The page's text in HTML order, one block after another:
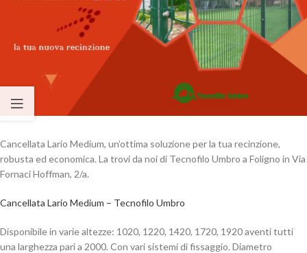
Cancellata Lario Medium, un’ottima soluzione per la tua recinzione,
robusta ed economica. La trovi da noi di Tecnofilo Umbro a Foligno in Via
Fornaci Hoffman, 2/a.
Cancellata Lario Medium – Tecnofilo Umbro
Disponibile in varie altezze: 1020, 1220, 1420, 1720, 1920 aventi tutti
una larghezza pari a 2000. Con vari sistemi di fissaggio. Diametro